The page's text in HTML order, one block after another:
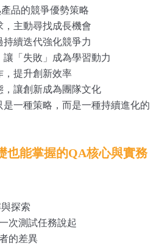
品的競爭優勢策略
主動尋找成長機會
續迭代強化競爭力
「失敗」成為學習動力
提升創新效率
讓創新成為團隊文化
一種策略，而是一種持續進化的
也能掌握的QA核心與實務
探索
次測試任務說起
的差異